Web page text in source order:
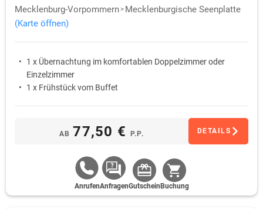
Mecklenburg-Vorpommern
Mecklenburgische Seenplatte
(Karte öffnen)
1 x Übernachtung im komfortablen Doppelzimmer oder
Einzelzimmer
1 x Frühstück vom Buffet
AB 77,50 € P.P. DETAILS
AnrufenAnfragenGutschein Buchung